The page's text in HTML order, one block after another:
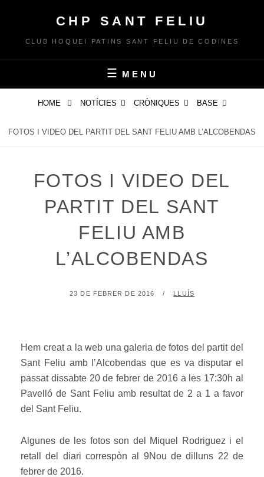
content
CHP SANT FELIU
CLUB HOQUEI PATINS SANT FELIU DE CODINES
MENU
HOME NOTÍCIES CRÒNIQUES BASE
FOTOS I VIDEO DEL PARTIT DEL SANT FELIU AMB L’ALCOBENDAS
FOTOS I VIDEO DEL
PARTIT DEL SANT
FELIU AMB
L’ALCOBENDAS
POSTED
23 DE FEBRER DE 2016 BY
LLUÍS
Hem creat a la web una galeria de fotos del partit del
Sant Feliu amb l’Alcobendas que es va disputar el
passat dissabte 20 de febrer de 2016 a les 17:30h al
Pavelló de Sant Feliu amb resultat de 2 a 1 a favor
del Sant Feliu.
Algunes de les fotos son del Miquel Rodriguez i el
retall del diari correspòn al 9Nou de dilluns 22 de
febrer de 2016.